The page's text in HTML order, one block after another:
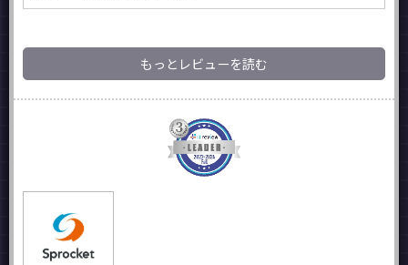
もっとレビューを読む